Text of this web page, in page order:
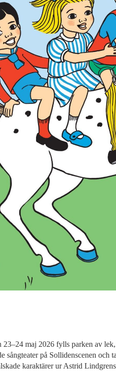
23–24 maj 2026 fylls parken av
sångteater på Sollidenscenen
karaktärer ur Astrid